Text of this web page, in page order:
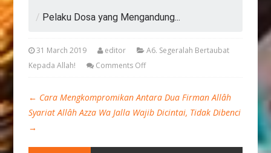
/ Pelaku Dosa yang Mengandung...
31 March 2019 editor
A6. Segeralah Bertaubat
Kepada Allah!
Comments Off
← Cara Mengkompromikan Antara Dua Firman Allâh
Syariat Allâh Azza Wa Jalla Wajib Dicintai, Tidak Dibenci
→